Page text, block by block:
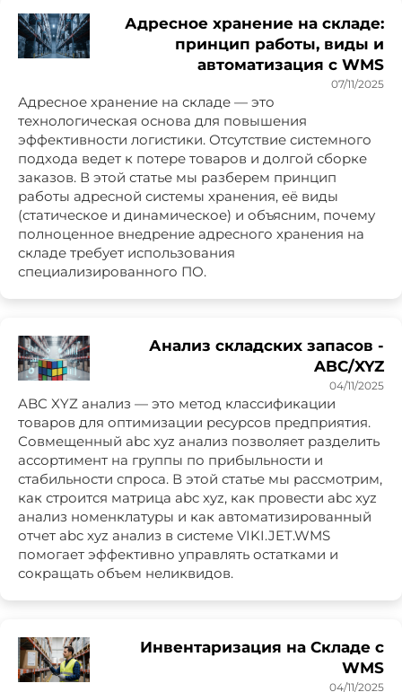
Адресное хранение на складе:
принцип работы, виды и
автоматизация с WMS
07/11/2025
Адресное хранение на складе — это
технологическая основа для повышения
эффективности логистики. Отсутствие системного
подхода ведет к потере товаров и долгой сборке
заказов. В этой статье мы разберем принцип
работы адресной системы хранения, её виды
(статическое и динамическое) и объясним, почему
полноценное внедрение адресного хранения на
складе требует использования
специализированного ПО.
Анализ складских запасов -
ABC/XYZ
04/11/2025
ABC XYZ анализ — это метод классификации
товаров для оптимизации ресурсов предприятия.
Совмещенный abc xyz анализ позволяет разделить
ассортимент на группы по прибыльности и
стабильности спроса. В этой статье мы рассмотрим,
как строится матрица abc xyz, как провести abc xyz
анализ номенклатуры и как автоматизированный
отчет abc xyz анализ в системе VIKI.JET.WMS
помогает эффективно управлять остатками и
сокращать объем неликвидов.
Инвентаризация на Складе с
WMS
04/11/2025